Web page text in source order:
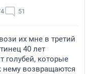
51
их мне в третий
40 лет
голубей, которые
нему возвращаются